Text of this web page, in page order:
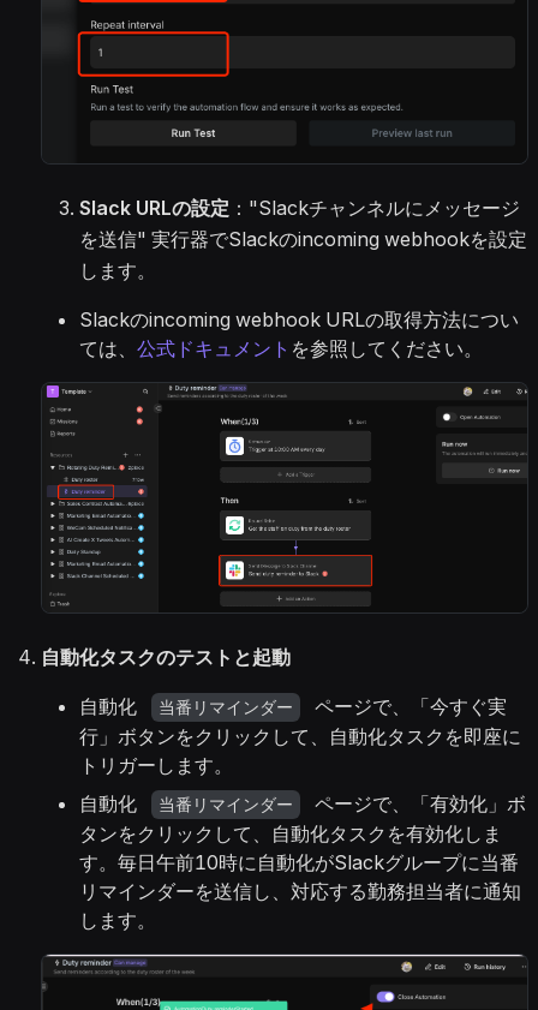
Slack URLの設定 ："Slackチャンネルにメッセージ
を送信" 実行器でSlackのincoming webhookを設定
します。
Slackのincoming webhook URLの取得方法につい
ては、 公式ドキュメント を参照してください。
自動化タスクのテストと起動
自動化 当番リマインダー
ページで、「今すぐ実
行」ボタンをクリックして、自動化タスクを即座に
トリガーします。
自動化
当番リマインダー
ページで、「有効化」ボ
タンをクリックして、自動化タスクを有効化しま
す。毎日午前10時に自動化がSlackグループに当番
リマインダーを送信し、対応する勤務担当者に通知
します。